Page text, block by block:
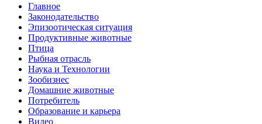
Главное
Законодательство
Эпизоотическая ситуация
Продуктивные животные
Птица
Рыбная отрасль
Наука и Технологии
Зообизнес
Домашние животные
Потребитель
Образование и карьера
Видео